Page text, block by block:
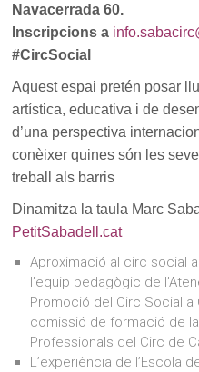
Navacerrada 60.
Inscripcions a
#CircSocial
Aquest espai pretén posar
artística, educativa i de
d’una perspectiva
conèixer quines són les
treball als barris
Dinamitza la taula Marc
PetitSabadell.cat
Aproximació al circ social
l’equip pedagògic de
Promoció del Circ Social a
comissió de formació de
Professionals del Circ de
L’experiència de l’Escola